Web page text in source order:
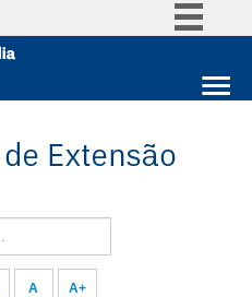
Acesso à informação
Estude na UnB
A A+